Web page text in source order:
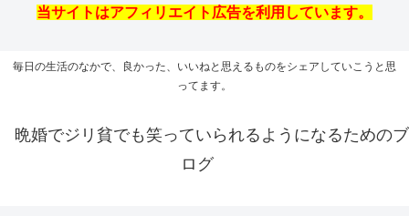
当サイトはアフィリエイト広告を利用しています。
毎日の生活のなかで、良かった、いいねと思えるものをシェアしていこうと思
ってます。
晩婚でジリ貧でも笑っていられるようになるためのブ
ログ